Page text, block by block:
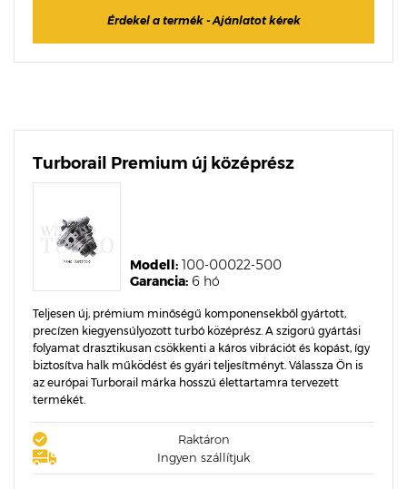
Érdekel a termék - Ajánlatot kérek
Turborail Premium új középrész
Garancia: 6 hó
Modell: 100-00022-500
Teljesen új, prémium minőségű komponensekből gyártott,
precízen kiegyensúlyozott turbó középrész. A szigorú gyártási
folyamat drasztikusan csökkenti a káros vibrációt és kopást, így
biztosítva halk működést és gyári teljesítményt. Válassza Ön is
az európai Turborail márka hosszú élettartamra tervezett
termékét.
Raktáron
Ingyen szállítjuk